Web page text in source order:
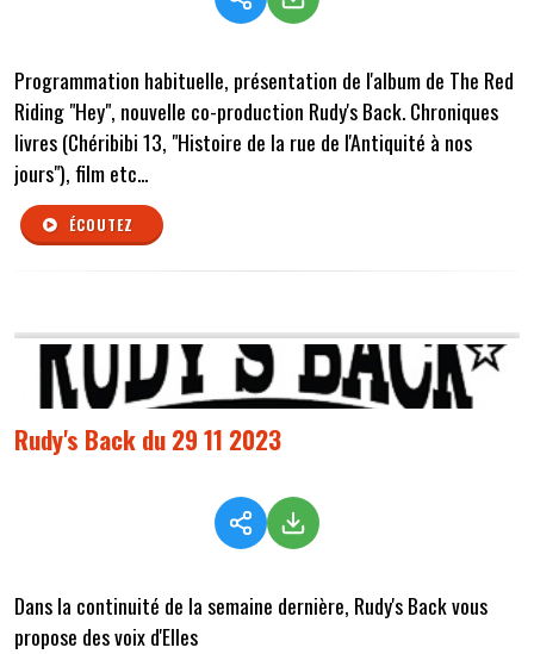
Programmation habituelle, présentation de l'album de The Red
Riding "Hey", nouvelle co-production Rudy's Back. Chroniques
livres (Chéribibi 13, "Histoire de la rue de l'Antiquité à nos
jours"), film etc...
ÉCOUTEZ
Rudy's Back du 29 11 2023
Dans la continuité de la semaine dernière, Rudy's Back vous
propose des voix d'Elles